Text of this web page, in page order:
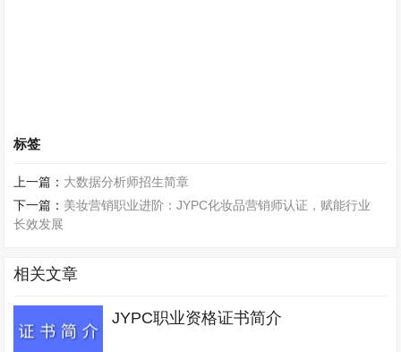
标签
上一篇： 大数据分析师招生简章
下一篇： 美妆营销职业进阶：JYPC化妆品营销师认证，赋能行业
长效发展
相关文章
JYPC职业资格证书简介